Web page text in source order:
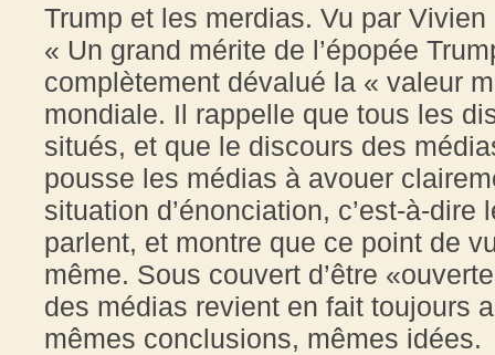
Trump et les merdias. Vu par Vivien
« Un grand mérite de l’épopée
complètement dévalué la « valeur
mondiale. Il rappelle que tous les
situés, et que le discours des
pousse les médias à avouer
situation d’énonciation, c’est-à-
parlent, et montre que ce point de
même. Sous couvert d’être
des médias revient en fait toujours
mêmes conclusions, mêmes idées.